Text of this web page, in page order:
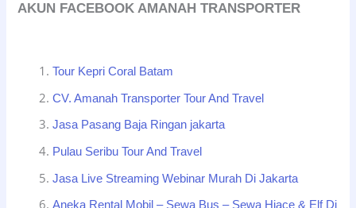
AKUN FACEBOOK AMANAH TRANSPORTER
Tour Kepri Coral Batam
CV. Amanah Transporter Tour And Travel
Jasa Pasang Baja Ringan jakarta
Pulau Seribu Tour And Travel
Jasa Live Streaming Webinar Murah Di Jakarta
Aneka Rental Mobil – Sewa Bus – Sewa Hiace & Elf Di